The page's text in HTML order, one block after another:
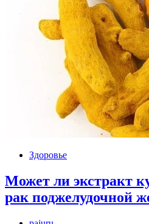
Здоровье
Может ли экстракт
рак поджелудочной